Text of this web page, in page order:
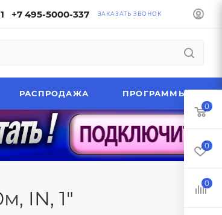
+7 495-5000-337 ЗАКАЗАТЬ ЗВОНОК
РАСПРОДАЖА ПРОГРАММЫ
IN, 1"
0
0
0